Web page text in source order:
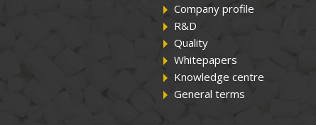
Company profile
R&D
Quality
Whitepapers
Knowledge centre
General terms